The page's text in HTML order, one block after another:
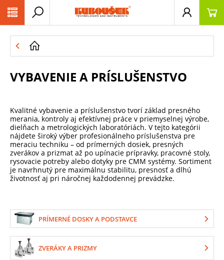
VYBAVENIE A PRÍSLUŠENSTVO
Kvalitné vybavenie a príslušenstvo tvorí základ presného
merania, kontroly aj efektívnej práce v priemyselnej výrobe,
dielňach a metrologických laboratóriách. V tejto kategórii
nájdete široký výber profesionálneho príslušenstva pre
meraciu techniku ​​– od prímerných dosiek, presných
zverákov a prizmat až po upínacie prípravky, pracovné stoly,
rysovacie potreby alebo dotyky pre CMM systémy. Sortiment
je navrhnutý pre maximálnu stabilitu, presnosť a dlhú
životnosť aj pri náročnej každodennej prevádzke.
PRÍMERNÉ DOSKY A PODSTAVCE
ZVERÁKY A PRIZMY